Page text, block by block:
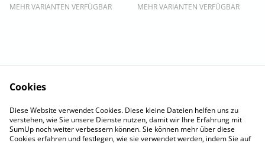
MEHR VARIANTEN VERFÜGBAR MEHR VARIANTEN VERFÜGBAR
Widerrufsbelehrung
Zahlung & Versand
Datenschutz
Cookies
Diese Website verwendet Cookies. Diese kleine Dateien helfen uns zu
verstehen, wie Sie unsere Dienste nutzen, damit wir Ihre Erfahrung mit
SumUp noch weiter verbessern können. Sie können mehr über diese
Cookies erfahren und festlegen, wie sie verwendet werden, indem Sie auf